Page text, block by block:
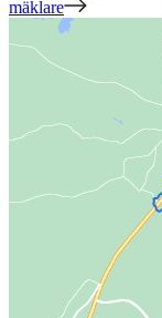
mäklare